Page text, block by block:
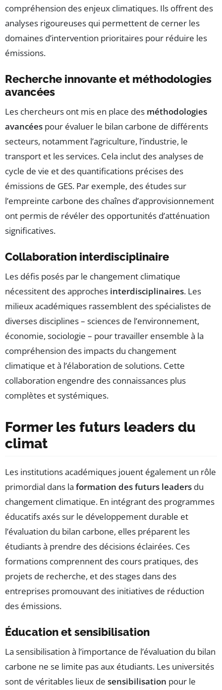
compréhension des enjeux climatiques. Ils offrent des
analyses rigoureuses qui permettent de cerner les
domaines d’intervention prioritaires pour réduire les
émissions.
Recherche innovante et méthodologies
avancées
Les chercheurs ont mis en place des méthodologies
avancées pour évaluer le bilan carbone de différents
secteurs, notamment l’agriculture, l’industrie, le
transport et les services. Cela inclut des analyses de
cycle de vie et des quantifications précises des
émissions de GES. Par exemple, des études sur
l’empreinte carbone des chaînes d’approvisionnement
ont permis de révéler des opportunités d’atténuation
significatives.
Collaboration interdisciplinaire
Les défis posés par le changement climatique
nécessitent des approches interdisciplinaires. Les
milieux académiques rassemblent des spécialistes de
diverses disciplines – sciences de l’environnement,
économie, sociologie – pour travailler ensemble à la
compréhension des impacts du changement
climatique et à l’élaboration de solutions. Cette
collaboration engendre des connaissances plus
complètes et systémiques.
Former les futurs leaders du
climat
Les institutions académiques jouent également un rôle
primordial dans la formation des futurs leaders du
changement climatique. En intégrant des programmes
éducatifs axés sur le développement durable et
l’évaluation du bilan carbone, elles préparent les
étudiants à prendre des décisions éclairées. Ces
formations comprennent des cours pratiques, des
projets de recherche, et des stages dans des
entreprises promouvant des initiatives de réduction
des émissions.
Éducation et sensibilisation
La sensibilisation à l’importance de l’évaluation du bilan
carbone ne se limite pas aux étudiants. Les universités
sont de véritables lieux de sensibilisation pour le